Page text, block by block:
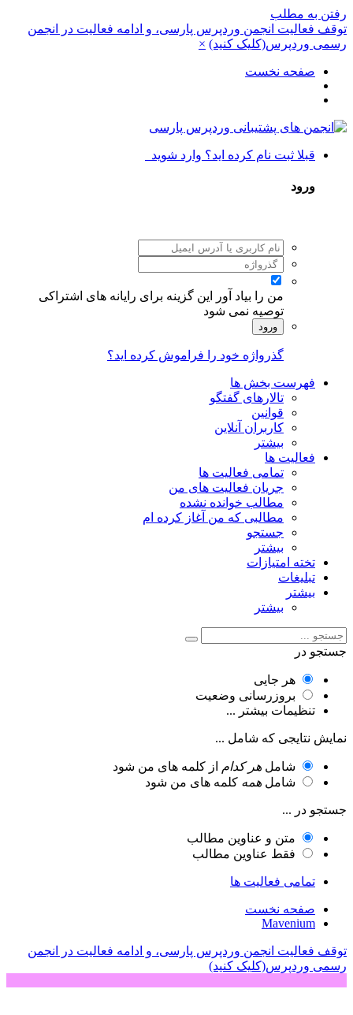
رفتن به مطلب
توقف فعالیت انجمن وردپرس پارسی، و ادامه فعالیت در انجمن
رسمی وردپرس(کلیک کنید) ×
صفحه نخست
قبلا ثبت نام کرده اید؟ وارد شوید
ورود
من را بیاد آور
این گزینه برای رایانه های اشتراکی
توصیه نمی شود
ورود
گذرواژه خود را فراموش کرده اید؟
فهرست بخش ها
تالارهای گفتگو
قوانین
کاربران آنلاین
بیشتر
فعالیت ها
تمامی فعالیت ها
جریان فعالیت های من
مطالب خوانده نشده
مطالبی که من آغاز کرده ام
جستجو
بیشتر
تخته امتیازات
تبلیغات
بیشتر
بیشتر
جستجو در
هر جایی
بروزرسانی وضعیت
تنظیمات بیشتر ...
نمایش نتایجی که شامل ...
شامل هر کدام از کلمه های من شود
شامل همه کلمه های من شود
جستجو در ...
متن و عناوین مطالب
فقط عناوین مطالب
تمامی فعالیت ها
صفحه نخست
Mavenium
توقف فعالیت انجمن وردپرس پارسی، و ادامه فعالیت در انجمن
رسمی وردپرس(کلیک کنید)